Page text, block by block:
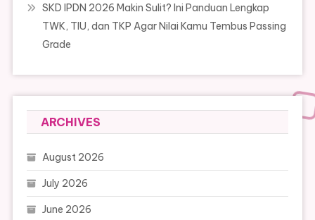
SKD IPDN 2026 Makin Sulit? Ini Panduan Lengkap
TWK, TIU, dan TKP Agar Nilai Kamu Tembus Passing
Grade
ARCHIVES
August 2026
July 2026
June 2026